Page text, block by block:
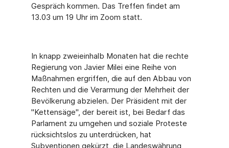
Gespräch kommen. Das Treffen findet am
13.03 um 19 Uhr im Zoom statt.
In knapp zweieinhalb Monaten hat die rechte
Regierung von Javier Milei eine Reihe von
Maßnahmen ergriffen, die auf den Abbau von
Rechten und die Verarmung der Mehrheit der
Bevölkerung abzielen. Der Präsident mit der
"Kettensäge", der bereit ist, bei Bedarf das
Parlament zu umgehen und soziale Proteste
rücksichtslos zu unterdrücken, hat
Subventionen gekürzt, die Landeswährung